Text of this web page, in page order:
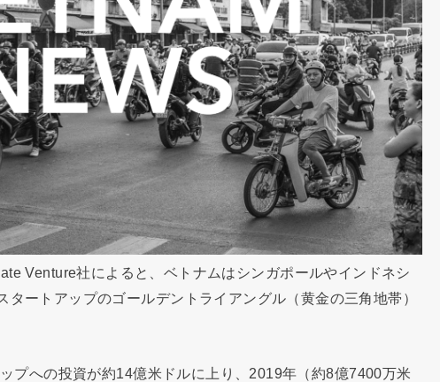
Venture社によると、ベトナムはシンガポールやインドネシ
ートアップのゴールデントライアングル（黄金の三角地帯）
プへの投資が約14億米ドルに上り、2019年（約8億7400万米